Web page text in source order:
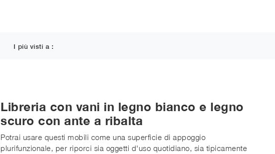
I più visti a :
Libreria con vani in legno bianco e legno
scuro con ante a ribalta
Potrai usare questi mobili come una superficie di appoggio
plurifunzionale, per riporci sia oggetti d'uso quotidiano, sia tipicamente